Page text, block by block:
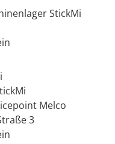
StickMi
Melco
3